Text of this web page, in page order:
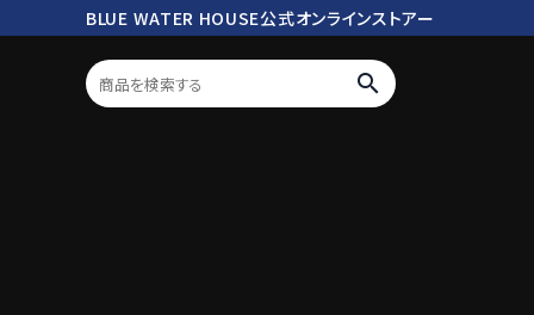
BLUE WATER HOUSE公式オンラインストアー
search